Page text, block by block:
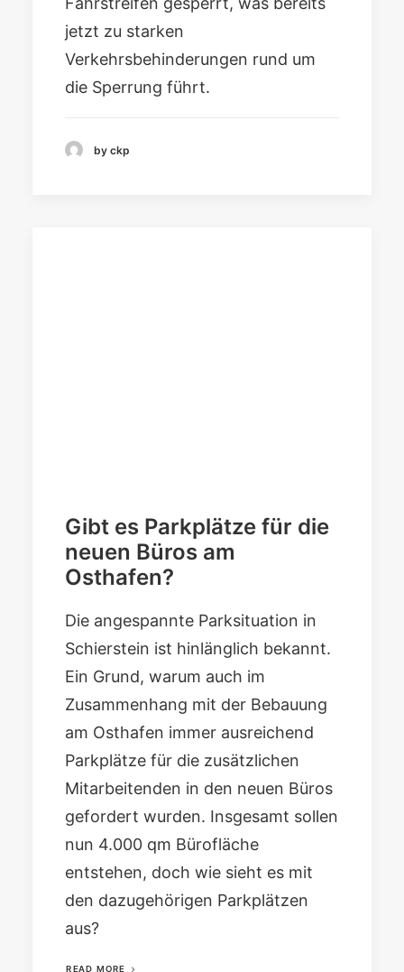
jetzt zu starken
Verkehrsbehinderungen rund um
die Sperrung führt.
by ckp
Gibt es Parkplätze für die
neuen Büros am
Osthafen?
Die angespannte Parksituation in
Schierstein ist hinlänglich bekannt.
Ein Grund, warum auch im
Zusammenhang mit der Bebauung
am Osthafen immer ausreichend
Parkplätze für die zusätzlichen
Mitarbeitenden in den neuen Büros
gefordert wurden. Insgesamt sollen
nun 4.000 qm Bürofläche
entstehen, doch wie sieht es mit
den dazugehörigen Parkplätzen
aus?
READ MORE